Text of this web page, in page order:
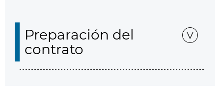
Preparación del
contrato